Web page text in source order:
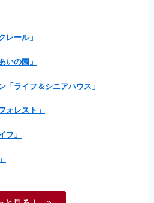
レール」
いの園」
「ライフ＆シニアハウス」
ォレスト」
フ」